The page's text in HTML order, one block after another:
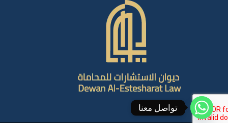
تواصل معنا